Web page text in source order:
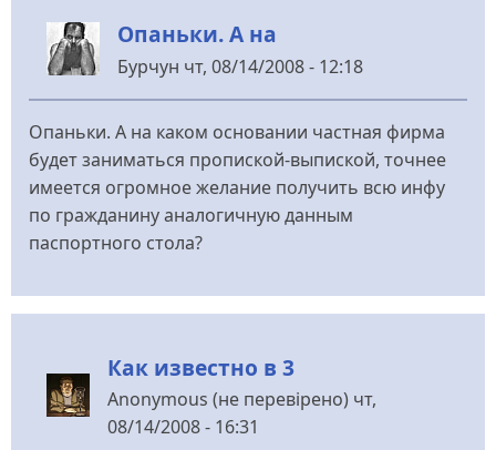
Опаньки. А на
Бурчун чт, 08/14/2008 - 12:18
Опаньки. А на каком основании частная фирма
будет заниматься пропиской-выпиской, точнее
имеется огромное желание получить всю инфу
по гражданину аналогичную данным
паспортного стола?
Как известно в 3
Anonymous (не перевірено) чт,
08/14/2008 - 16:31